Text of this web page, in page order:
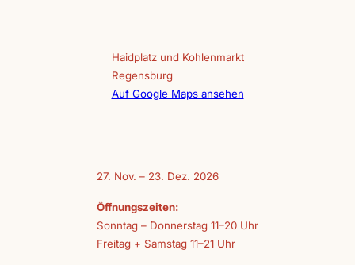
Haidplatz und Kohlenmarkt
Regensburg
Auf Google Maps ansehen
27. Nov. – 23. Dez. 2026
Öffnungszeiten:
Sonntag – Donnerstag 11–20 Uhr
Freitag + Samstag 11–21 Uhr